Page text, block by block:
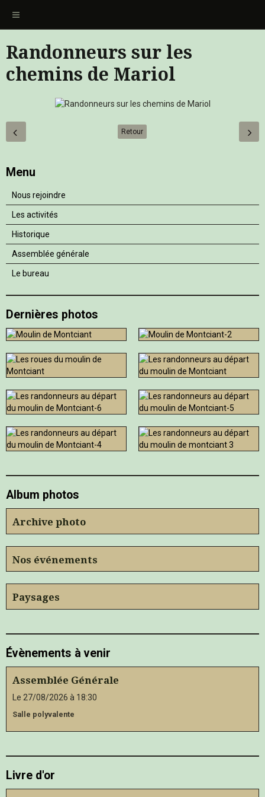
Randonneurs sur les
chemins de Mariol
Retour
Menu
Nous rejoindre
Les activités
Historique
Assemblée générale
Le bureau
Dernières photos
Album photos
Archive photo
Nos événements
Paysages
Évènements à venir
Assemblée Générale
Le 27/08/2026 à 18:30
Salle polyvalente
Livre d'or